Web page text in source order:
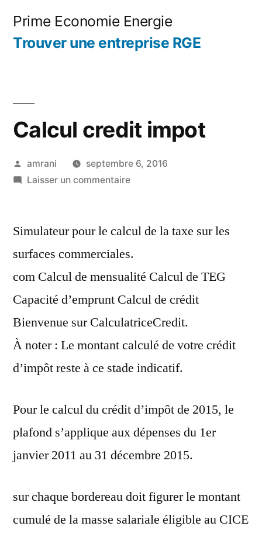
Prime Economie Energie
Trouver une entreprise RGE
Calcul credit impot
Publié
par
amrani
septembre 6, 2016
Laisser un commentairesur
impot
Simulateur pour le calcul de la taxe sur les
surfaces commerciales.
com Calcul de mensualité Calcul de TEG
Capacité d’emprunt Calcul de crédit
Bienvenue sur CalculatriceCredit.
À noter : Le montant calculé de votre crédit
d’impôt reste à ce stade indicatif.
Pour le calcul du crédit d’impôt de 2015, le
plafond s’applique aux dépenses du 1er
janvier 2011 au 31 décembre 2015.
sur chaque bordereau doit figurer le montant
cumulé de la masse salariale éligible au CICE